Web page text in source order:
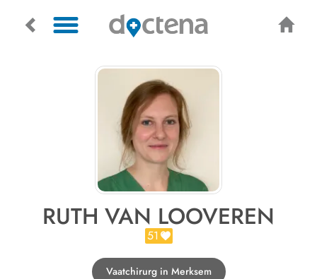
RUTH VAN LOOVEREN
51
Vaatchirurg in Merksem